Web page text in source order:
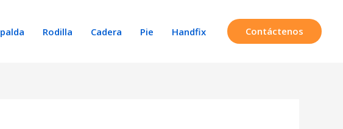
Rodilla Cadera Pie Handfix Contáctenos